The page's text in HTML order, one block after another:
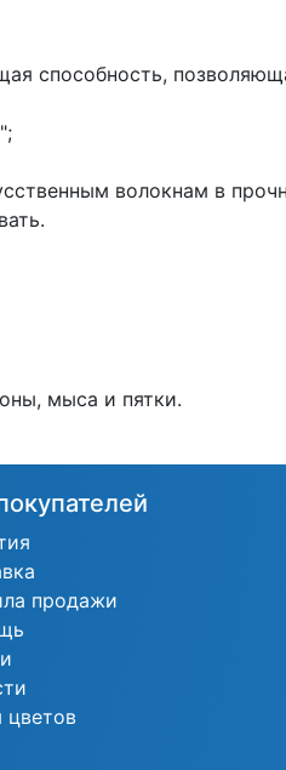
способность,
волокнам в
мыса и пятки.
продажи
цветов